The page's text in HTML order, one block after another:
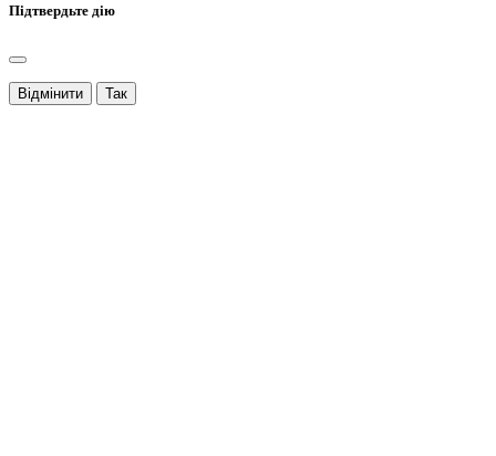
Підтвердьте дію
Відмінити Так